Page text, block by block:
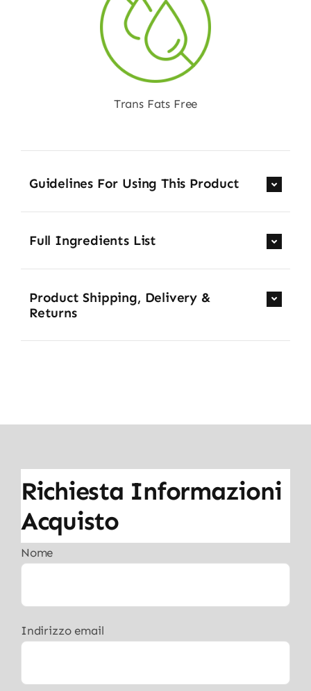
Trans Fats Free
Guidelines For Using This Product
Full Ingredients List
Product Shipping, Delivery &
Returns
Richiesta Informazioni
Acquisto
Nome
Indirizzo email